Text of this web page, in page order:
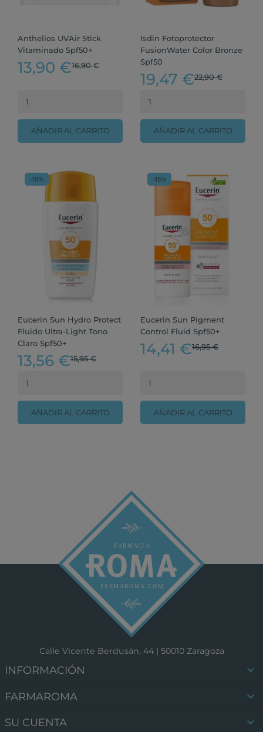
Anthelios UVAir Stick
Vitaminado Spf50+
13,90 €16,90 €
AÑADIR AL CARRITO
Isdin Fotoprotector
FusionWater Color Bronze
Spf50
19,47 €22,90 €
AÑADIR AL CARRITO
Eucerin Sun Hydro Protect
Fluido Ultra-Light Tono
Claro Spf50+
13,56 €15,95 €
AÑADIR AL CARRITO
-15%
Eucerin Sun Pigment
Control Fluid Spf50+
14,41 €16,95 €
AÑADIR AL CARRITO
-15%
Calle Vicente Berdusán, 44 | 50010 Zaragoza
INFORMACIÓN 
FARMAROMA 
SU CUENTA 